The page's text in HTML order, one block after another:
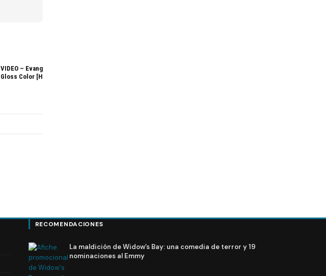
VIDEO – Evangeline Lilly – L’Oreal Healthy Look Creme
Gloss Color [HD]
RECOMENDACIONES
La maldición de Widow’s Bay: una comedia de terror y 19
nominaciones al Emmy